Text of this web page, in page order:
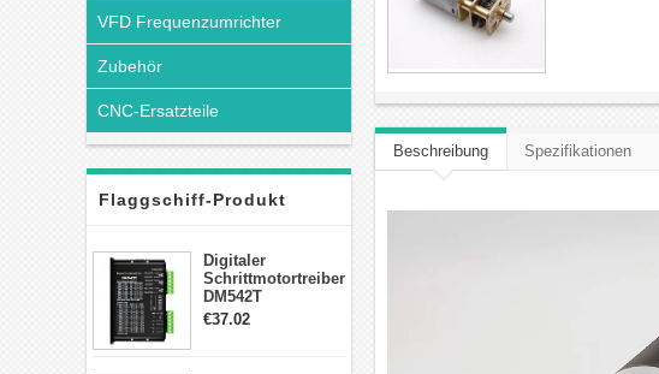
VFD Frequenzumrichter
Zubehör
CNC-Ersatzteile
Flaggschiff-Produkt
Digitaler
Schrittmotortreiber
DM542T
Schrittmotor
€37.02
Beschreibung Spezifikationen